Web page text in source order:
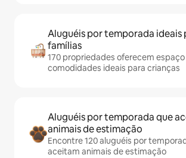
Aluguéis por temporada ideais
famílias
170 propriedades oferecem
comodidades ideais para crianças
Aluguéis por temporada que
animais de estimação
Encontre 120 aluguéis por
aceitam animais de estimação